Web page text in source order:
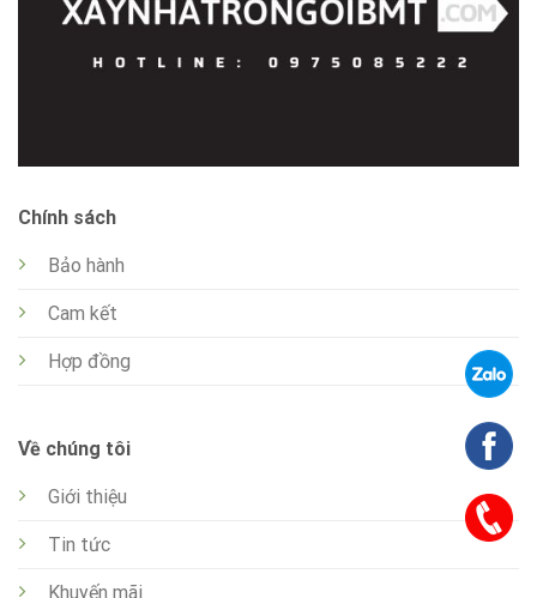
Chính sách
Bảo hành
Cam kết
Hợp đồng
Về chúng tôi
Giới thiệu
Tin tức
Khuyến mãi